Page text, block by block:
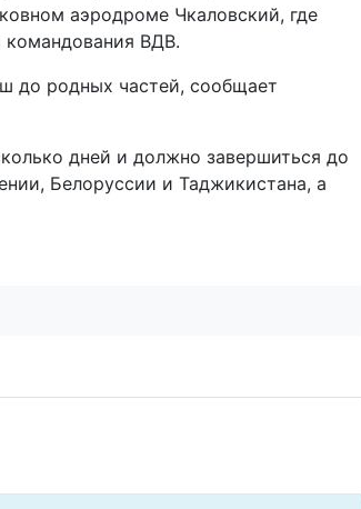
аэродроме Чкаловский, где
командования ВДВ.
до родных частей, сообщает
дней и должно завершиться до
Белоруссии и Таджикистана, а